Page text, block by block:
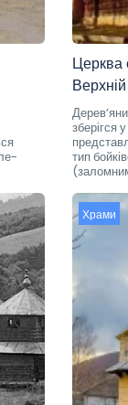
Церква
зберігся
тип
Храми